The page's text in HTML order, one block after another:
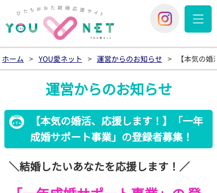
You愛ネッ
ホーム > YOU愛ネット > 運営からのお知らせ > 【本気の
運営からのお知らせ
【本気の婚活、応援します！】「一年
成婚サポート事業」の登録者募集！
＼結婚したいあなたを応援します！／